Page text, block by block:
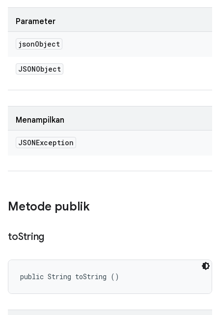
Parameter
jsonObject
JSONObject
Menampilkan
JSONException
Metode publik
toString
public String toString ()